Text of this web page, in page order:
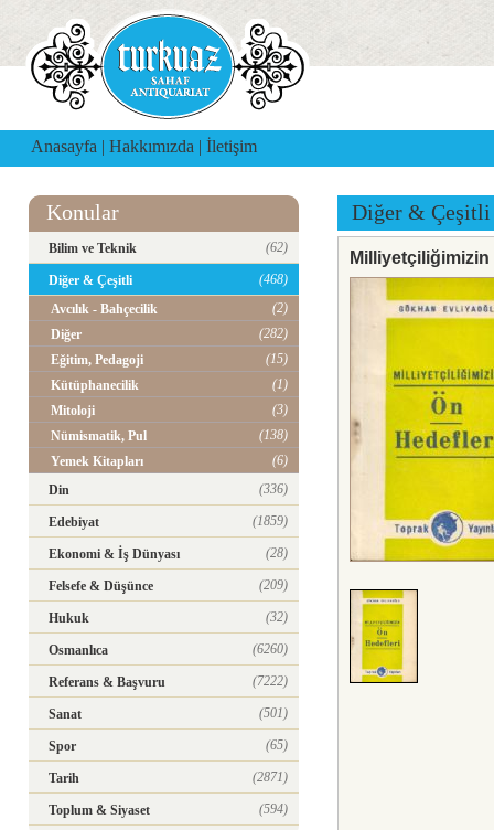
Anasayfa | Hakkımızda | İletişim
Konular
Bilim ve Teknik (62)
Diğer & Çeşitli
(468)
Avcılık - Bahçecilik
(2)
Diğer
(282)
Eğitim, Pedagoji
(15)
Kütüphanecilik
(1)
Mitoloji
(3)
Nümismatik, Pul
(138)
Yemek Kitapları
(6)
Din
(336)
Edebiyat (1859)
Ekonomi & İş Dünyası (28)
Felsefe & Düşünce (209)
Hukuk (32)
Osmanlıca (6260)
Referans & Başvuru (7222)
Sanat (501)
Spor (65)
Tarih (2871)
Toplum & Siyaset (594)
Diğer & Çeşitli
Milliyetçiliğimizin